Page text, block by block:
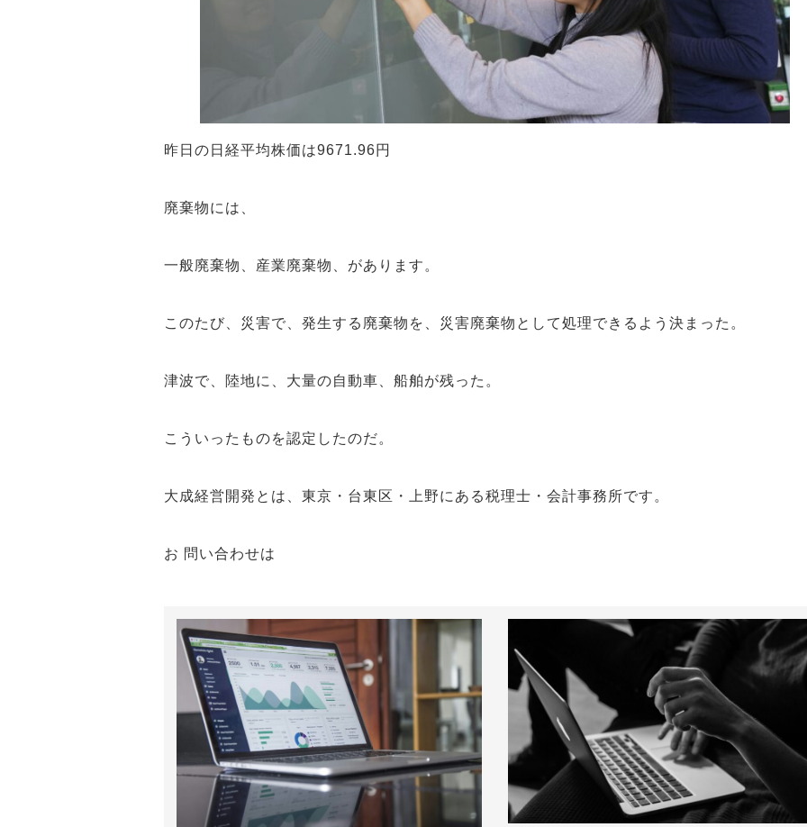
昨日の日経平均株価は9671.96円
廃棄物には、
一般廃棄物、産業廃棄物、があります。
このたび、災害で、発生する廃棄物を、災害廃棄物として処理できるよう決まった。
津波で、陸地に、大量の自動車、船舶が残った。
こういったものを認定したのだ。
大成経営開発とは、東京・台東区・上野にある税理士・会計事務所です。
お 問い合わせは